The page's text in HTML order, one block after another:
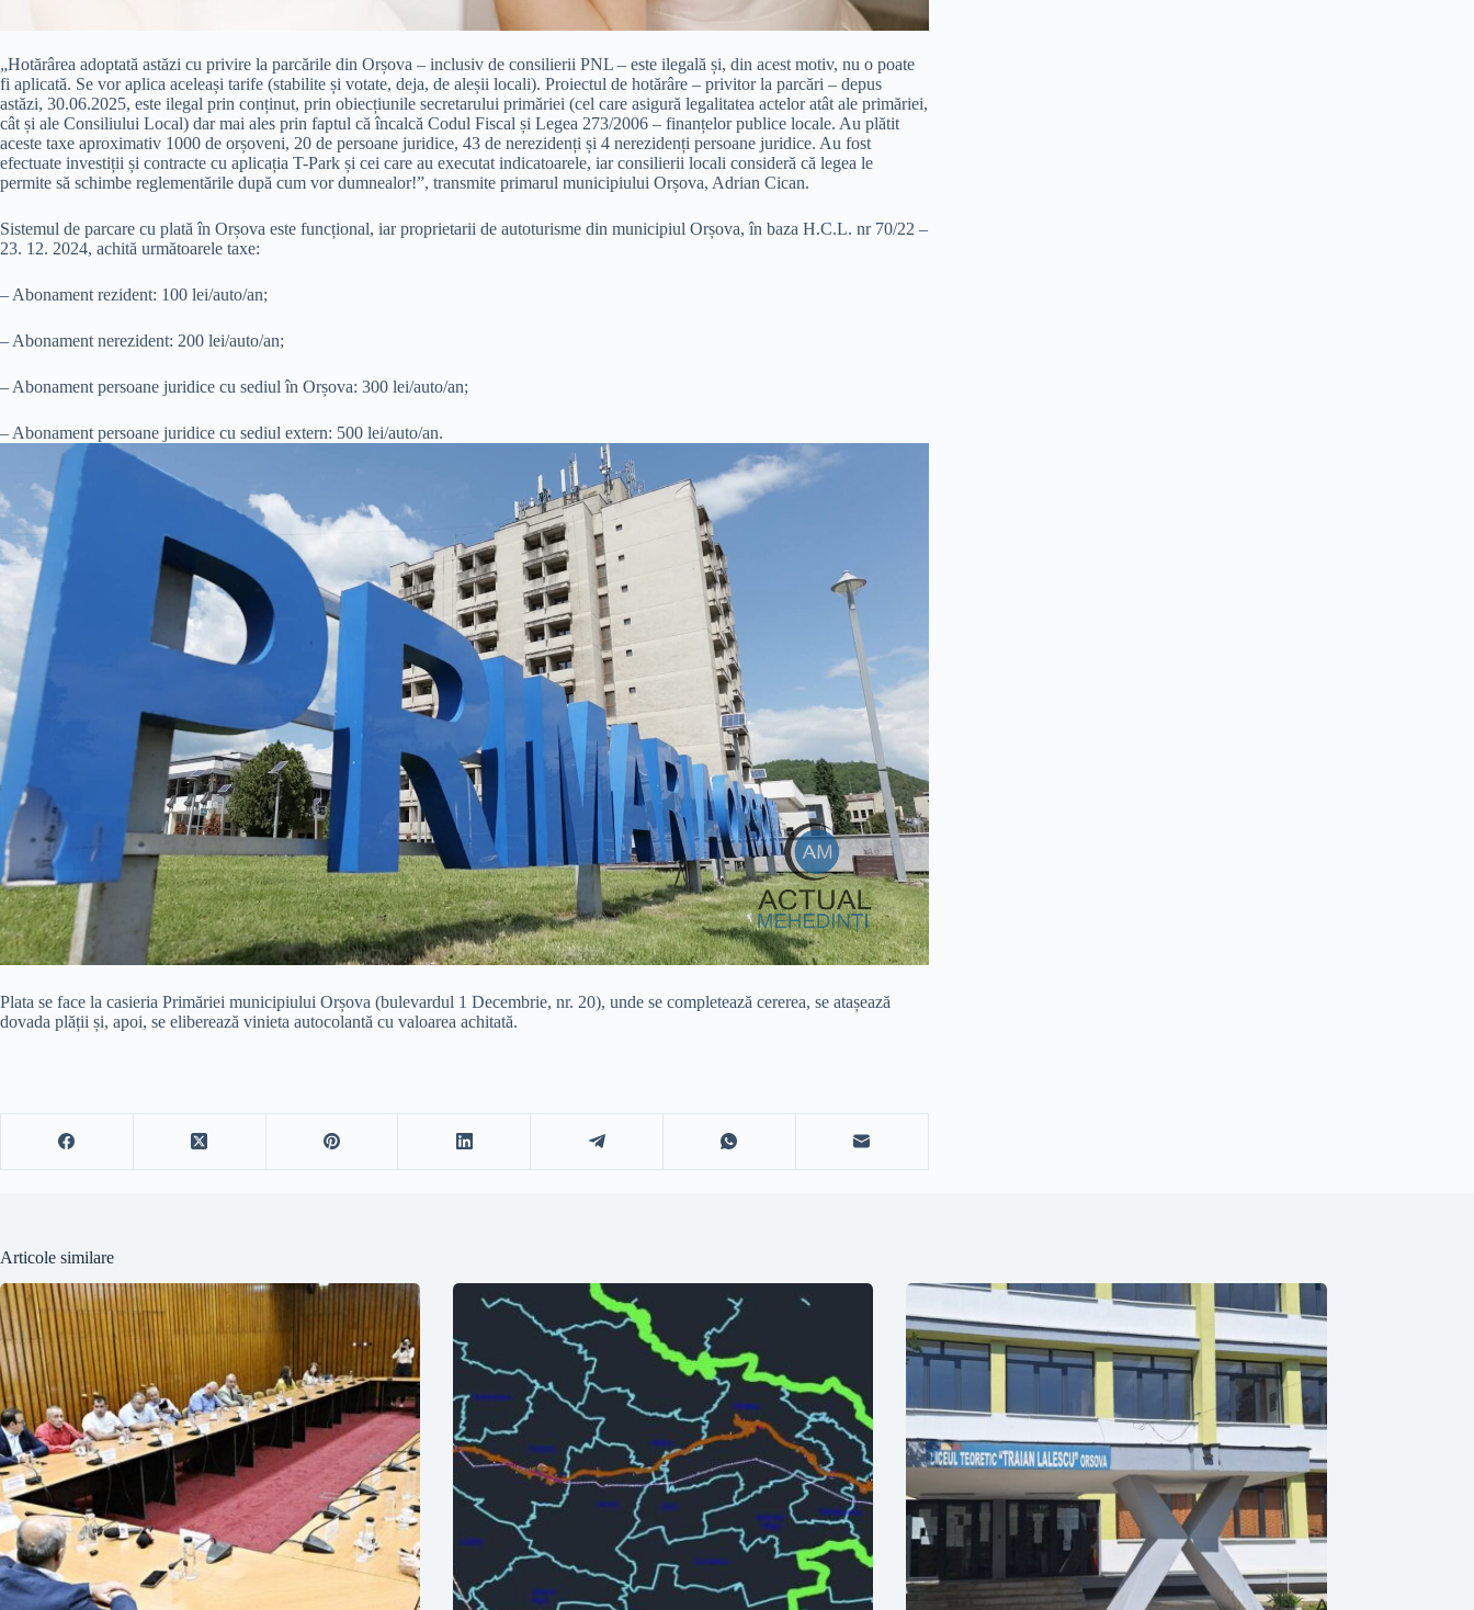
„Hotărârea adoptată astăzi cu privire la parcările din Orșova – inclusiv de consilierii PNL – este ilegală și, din acest motiv, nu o poate
fi aplicată. Se vor aplica aceleași tarife (stabilite și votate, deja, de aleșii locali). Proiectul de hotărâre – privitor la parcări – depus
astăzi, 30.06.2025, este ilegal prin conținut, prin obiecțiunile secretarului primăriei (cel care asigură legalitatea actelor atât ale primăriei,
cât și ale Consiliului Local) dar mai ales prin faptul că încalcă Codul Fiscal și Legea 273/2006 – finanțelor publice locale. Au plătit
aceste taxe aproximativ 1000 de orșoveni, 20 de persoane juridice, 43 de nerezidenți și 4 nerezidenți persoane juridice. Au fost
efectuate investiții și contracte cu aplicația T-Park și cei care au executat indicatoarele, iar consilierii locali consideră că legea le
permite să schimbe reglementările după cum vor dumnealor!”, transmite primarul municipiului Orșova, Adrian Cican.
Sistemul de parcare cu plată în Orșova este funcțional, iar proprietarii de autoturisme din municipiul Orșova, în baza H.C.L. nr 70/22 –
23. 12. 2024, achită următoarele taxe:
– Abonament rezident: 100 lei/auto/an;
– Abonament nerezident: 200 lei/auto/an;
– Abonament persoane juridice cu sediul în Orșova: 300 lei/auto/an;
– Abonament persoane juridice cu sediul extern: 500 lei/auto/an.
Plata se face la casieria Primăriei municipiului Orșova (bulevardul 1 Decembrie, nr. 20), unde se completează cererea, se atașează
dovada plății și, apoi, se eliberează vinieta autocolantă cu valoarea achitată.
Articole similare